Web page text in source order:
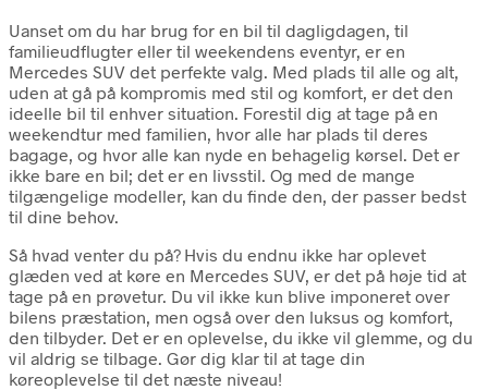
Uanset om du har brug for en bil til dagligdagen, til
familieudflugter eller til weekendens eventyr, er en
Mercedes SUV det perfekte valg. Med plads til alle og alt,
uden at gå på kompromis med stil og komfort, er det den
ideelle bil til enhver situation. Forestil dig at tage på en
weekendtur med familien, hvor alle har plads til deres
bagage, og hvor alle kan nyde en behagelig kørsel. Det er
ikke bare en bil; det er en livsstil. Og med de mange
tilgængelige modeller, kan du finde den, der passer bedst
til dine behov.
Så hvad venter du på? Hvis du endnu ikke har oplevet
glæden ved at køre en Mercedes SUV, er det på høje tid at
tage på en prøvetur. Du vil ikke kun blive imponeret over
bilens præstation, men også over den luksus og komfort,
den tilbyder. Det er en oplevelse, du ikke vil glemme, og du
vil aldrig se tilbage. Gør dig klar til at tage din
køreoplevelse til det næste niveau!